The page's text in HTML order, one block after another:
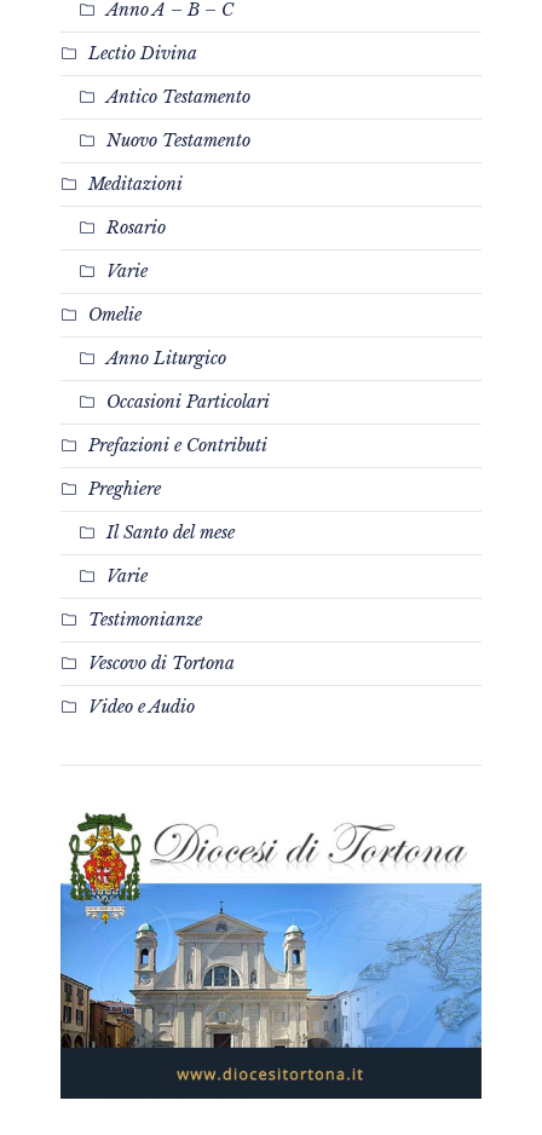
Anno A – B – C
Lectio Divina
Antico Testamento
Nuovo Testamento
Meditazioni
Rosario
Varie
Omelie
Anno Liturgico
Occasioni Particolari
Prefazioni e Contributi
Preghiere
Il Santo del mese
Varie
Testimonianze
Vescovo di Tortona
Video e Audio